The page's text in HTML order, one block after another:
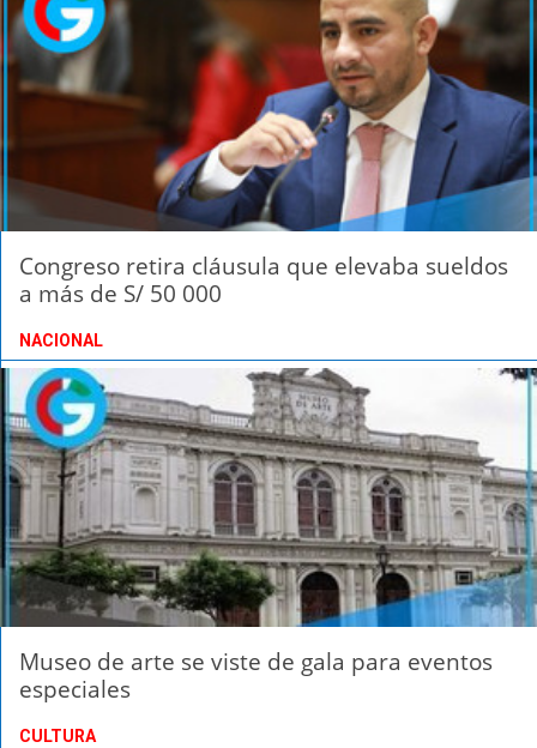
Congreso retira cláusula que elevaba sueldos
a más de S/ 50 000
NACIONAL
Museo de arte se viste de gala para eventos
especiales
CULTURA